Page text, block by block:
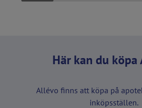
Här kan du köpa
Allévo finns att köpa på
inköpsställen.